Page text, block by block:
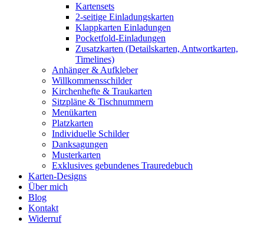
Kartensets
2-seitige Einladungskarten
Klappkarten Einladungen
Pocketfold-Einladungen
Zusatzkarten (Detailskarten, Antwortkarten,
Timelines)
Anhänger & Aufkleber
Willkommensschilder
Kirchenhefte & Traukarten
Sitzpläne & Tischnummern
Menükarten
Platzkarten
Individuelle Schilder
Danksagungen
Musterkarten
Exklusives gebundenes Trauredebuch
Karten-Designs
Über mich
Blog
Kontakt
Widerruf